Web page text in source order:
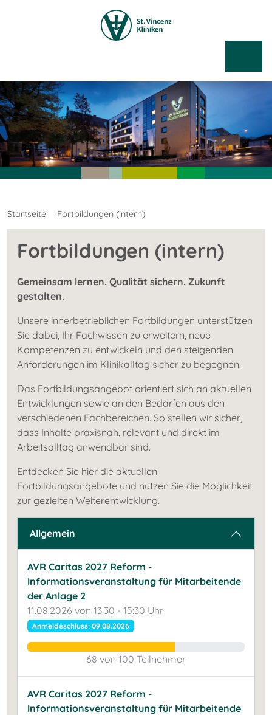
Startseite Fortbildungen (intern)
Fortbildungen (intern)
Gemeinsam lernen. Qualität sichern. Zukunft
gestalten.
Unsere innerbetrieblichen Fortbildungen unterstützen
Sie dabei, Ihr Fachwissen zu erweitern, neue
Kompetenzen zu entwickeln und den steigenden
Anforderungen im Klinikalltag sicher zu begegnen.
Das Fortbildungsangebot orientiert sich an aktuellen
Entwicklungen sowie an den Bedarfen aus den
verschiedenen Fachbereichen. So stellen wir sicher,
dass Inhalte praxisnah, relevant und direkt im
Arbeitsalltag anwendbar sind.
Entdecken Sie hier die aktuellen
Fortbildungsangebote und nutzen Sie die Möglichkeit
zur gezielten Weiterentwicklung.
Allgemein
AVR Caritas 2027 Reform -
Informationsveranstaltung für Mitarbeitende
der Anlage 2
11.08.2026 von 13:30 - 15:30 Uhr
Anmeldeschluss: 09.08.2026
68 von 100 Teilnehmer
AVR Caritas 2027 Reform -
Informationsveranstaltung für Mitarbeitende